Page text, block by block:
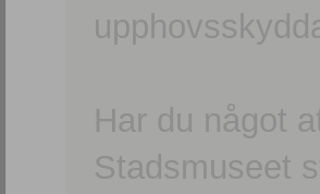
Har du något
Stadsmuseet